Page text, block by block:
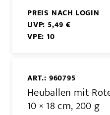
PREIS NACH LOGIN
UVP: 5,49 €
VPE: 10
ART.: 960795
Heuballen mit
10 × 18 cm, 200 g